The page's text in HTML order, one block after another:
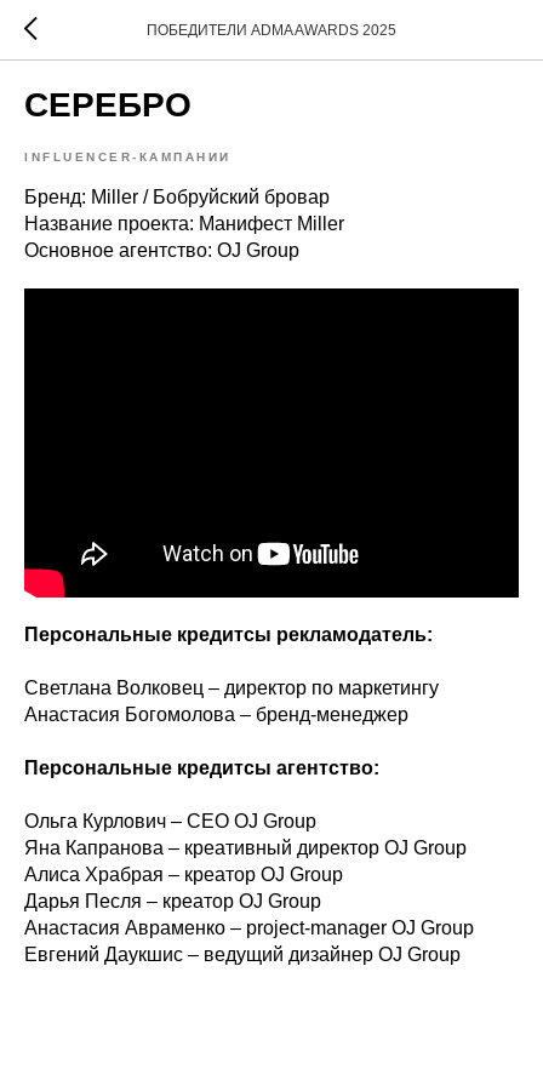
ПОБЕДИТЕЛИ ADMA AWARDS 2025
СЕРЕБРО
INFLUENCER-КАМПАНИИ
Бренд: Miller / Бобруйский бровар
Название проекта: Манифест Miller
Основное агентство: OJ Group
Персональные кредитсы рекламодатель:
Светлана Волковец – директор по маркетингу
Анастасия Богомолова – бренд-менеджер
Персональные кредитсы агентство:
Ольга Курлович – CEO OJ Group
Яна Капранова – креативный директор OJ Group
Алиса Храбрая – креатор OJ Group
Дарья Песля – креатор OJ Group
Анастасия Авраменко – project-manager OJ Group
Евгений Даукшис – ведущий дизайнер OJ Group